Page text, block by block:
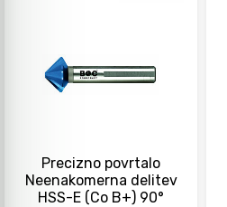
Precizno povrtalo
Neenakomerna delitev
HSS-E (Co B+) 90°